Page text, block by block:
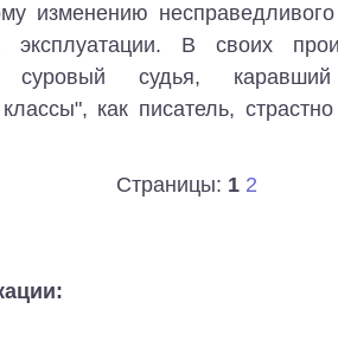
изменению
эксплуатации. В своих
суровый судья,
как писатель,
Страницы: 1 2